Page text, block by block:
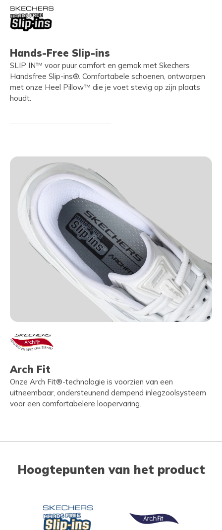
Hands-Free Slip-ins
SLIP IN™ voor puur comfort en gemak met Skechers
Handsfree Slip-ins®. Comfortabele schoenen, ontworpen
met onze Heel Pillow™ die je voet stevig op zijn plaats
houdt.
Arch Fit
Onze Arch Fit®-technologie is voorzien van een
uitneembaar, ondersteunend dempend inlegzoolsysteem
voor een comfortabelere loopervaring.
Hoogtepunten van het product